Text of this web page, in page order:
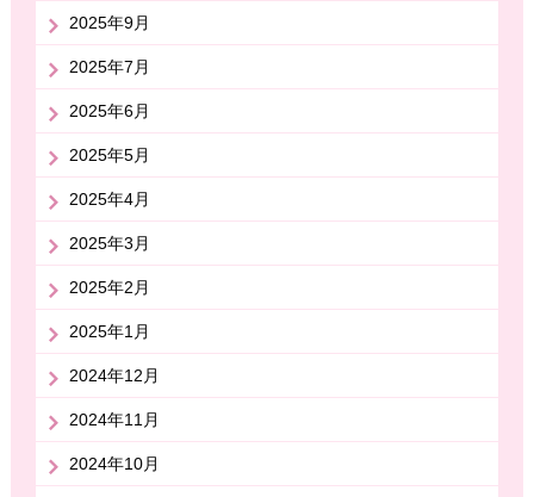
2025年9月
2025年7月
2025年6月
2025年5月
2025年4月
2025年3月
2025年2月
2025年1月
2024年12月
2024年11月
2024年10月